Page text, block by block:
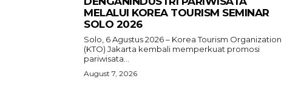
MELALUI KOREA TOURISM SEMINAR
SOLO 2026
Solo, 6 Agustus 2026 – Korea Tourism Organization
(KTO) Jakarta kembali memperkuat promosi
pariwisata...
August 7, 2026